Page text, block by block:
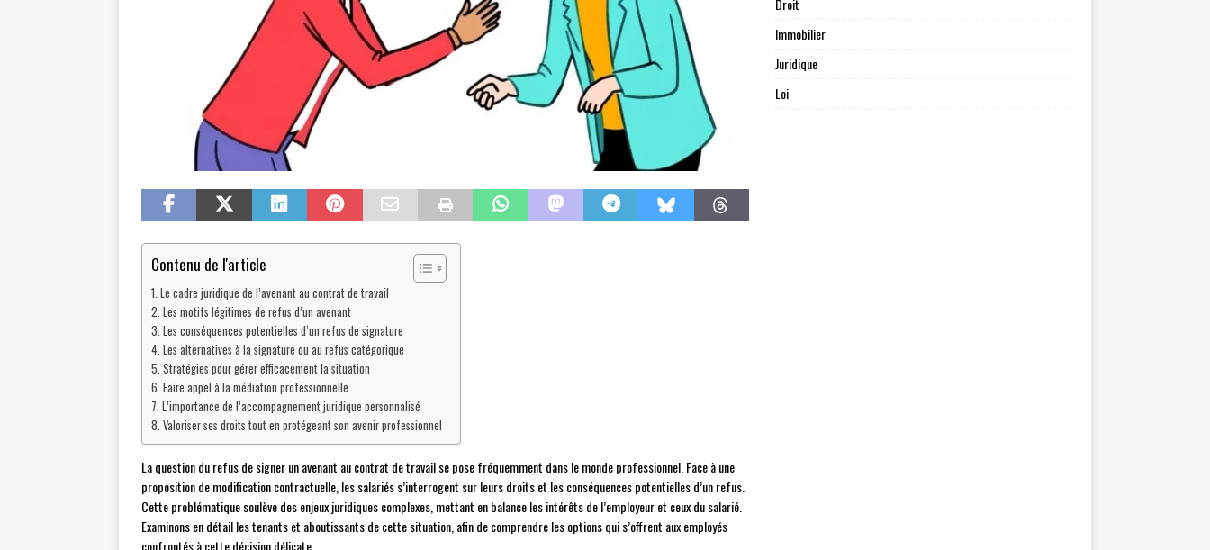
Contenu de l'article
Le cadre juridique de l’avenant au contrat de travail
Les motifs légitimes de refus d’un avenant
Les conséquences potentielles d’un refus de signature
Les alternatives à la signature ou au refus catégorique
Stratégies pour gérer efficacement la situation
Faire appel à la médiation professionnelle
L’importance de l’accompagnement juridique personnalisé
Valoriser ses droits tout en protégeant son avenir professionnel
La question du refus de signer un avenant au contrat de travail se pose fréquemment dans le monde professionnel. Face à une
proposition de modification contractuelle, les salariés s’interrogent sur leurs droits et les conséquences potentielles d’un refus.
Cette problématique soulève des enjeux juridiques complexes, mettant en balance les intérêts de l’employeur et ceux du salarié.
Examinons en détail les tenants et aboutissants de cette situation, afin de comprendre les options qui s’offrent aux employés
confrontés à cette décision délicate.
Droit
Immobilier
Juridique
Loi